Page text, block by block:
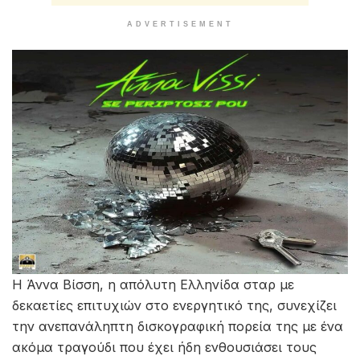
ADVERTISEMENT
Η Άννα Βίσση, η απόλυτη Ελληνίδα σταρ με
δεκαετίες επιτυχιών στο ενεργητικό της, συνεχίζει
την ανεπανάληπτη δισκογραφική πορεία της με ένα
ακόμα τραγούδι που έχει ήδη ενθουσιάσει τους